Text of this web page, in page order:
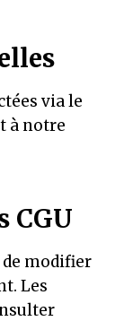
via le
à notre
CGU
de modifier
Les